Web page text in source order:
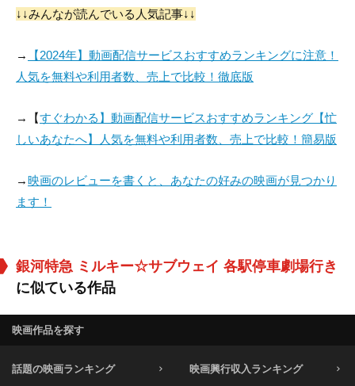
↓↓みんなが読んでいる人気記事↓↓
→
【2024年】動画配信サービスおすすめランキングに注意！
人気を無料や利用者数、売上で比較！徹底版
→【すぐわかる】動画配信サービスおすすめランキング【忙
しいあなたへ】人気を無料や利用者数、売上で比較！簡易版
→映画のレビューを書くと、あなたの好みの映画が見つかり
ます！
銀河特急 ミルキー☆サブウェイ 各駅停車劇場行き
に似ている作品
映画作品を探す
話題の映画ランキング 映画興行収入ランキング